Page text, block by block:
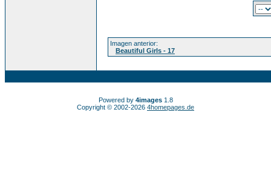
Imagen anterior:
Beautiful Girls - 17
Powered by 4images1.8
Copyright © 2002-2026 4homepages.de